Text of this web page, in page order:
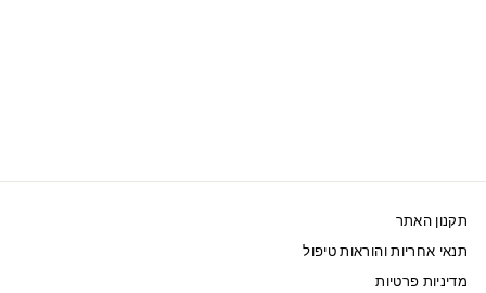
תקנון האתר
תנאי אחריות והוראות טיפול
מדיניות פרטיות